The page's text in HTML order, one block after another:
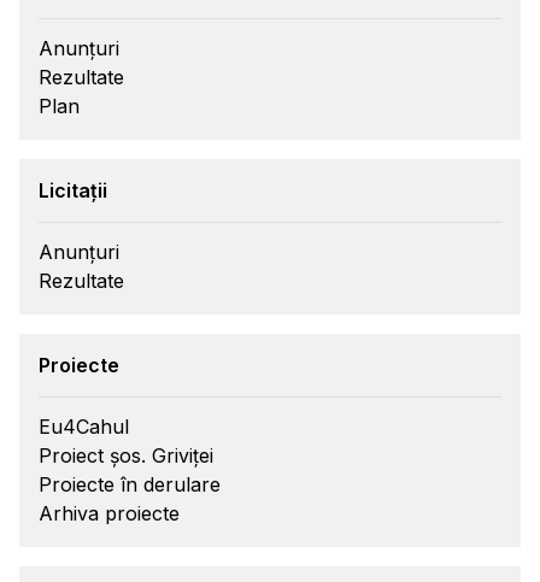
Anunțuri
Rezultate
Plan
Licitații
Anunțuri
Rezultate
Proiecte
Eu4Cahul
Proiect șos. Griviței
Proiecte în derulare
Arhiva proiecte